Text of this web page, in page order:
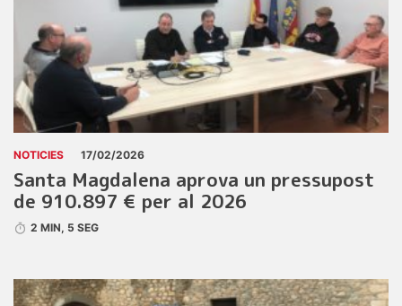
NOTICIES 17/02/2026
Santa Magdalena aprova un pressupost
de 910.897 € per al 2026
2 MIN, 5 SEG